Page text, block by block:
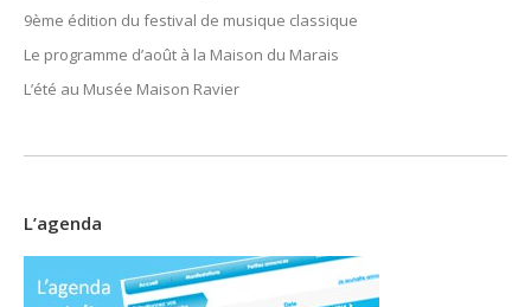
9ème édition du festival de musique classique
Le programme d’août à la Maison du Marais
L’été au Musée Maison Ravier
L’agenda